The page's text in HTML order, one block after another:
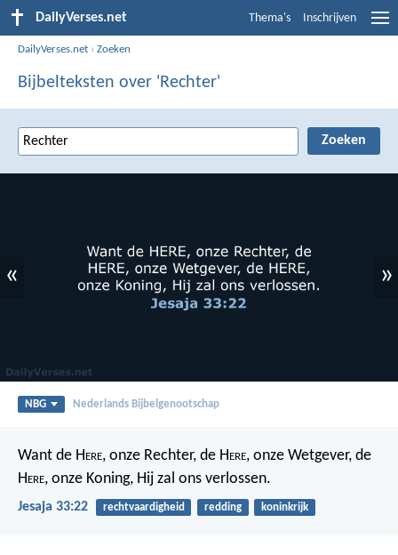
DailyVerses.net Thema's Inschrijven
DailyVerses.net ›Zoeken
Bijbelteksten over 'Rechter'
« »
NBG Nederlands Bijbelgenootschap
Want de Here, onze Rechter, de Here, onze Wetgever, de
Here, onze Koning, Hij zal ons verlossen.
Jesaja 33:22 rechtvaardigheid redding koninkrijk